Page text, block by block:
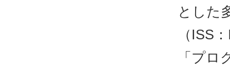
とした
（ISS
「プ